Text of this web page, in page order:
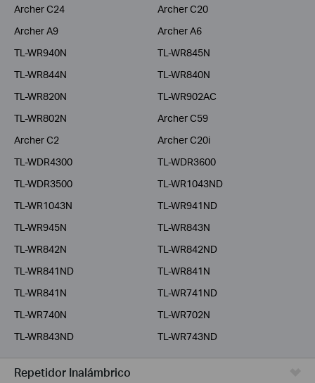
Archer C24
Archer C20
Archer A9
Archer A6
TL-WR940N
TL-WR845N
TL-WR844N
TL-WR840N
TL-WR820N
TL-WR902AC
TL-WR802N
Archer C59
Archer C2
Archer C20i
TL-WDR4300
TL-WDR3600
TL-WDR3500
TL-WR1043ND
TL-WR1043N
TL-WR941ND
TL-WR945N
TL-WR843N
TL-WR842N
TL-WR842ND
TL-WR841ND
TL-WR841N
TL-WR841N
TL-WR741ND
TL-WR740N
TL-WR702N
TL-WR843ND
TL-WR743ND
Repetidor Inalámbrico